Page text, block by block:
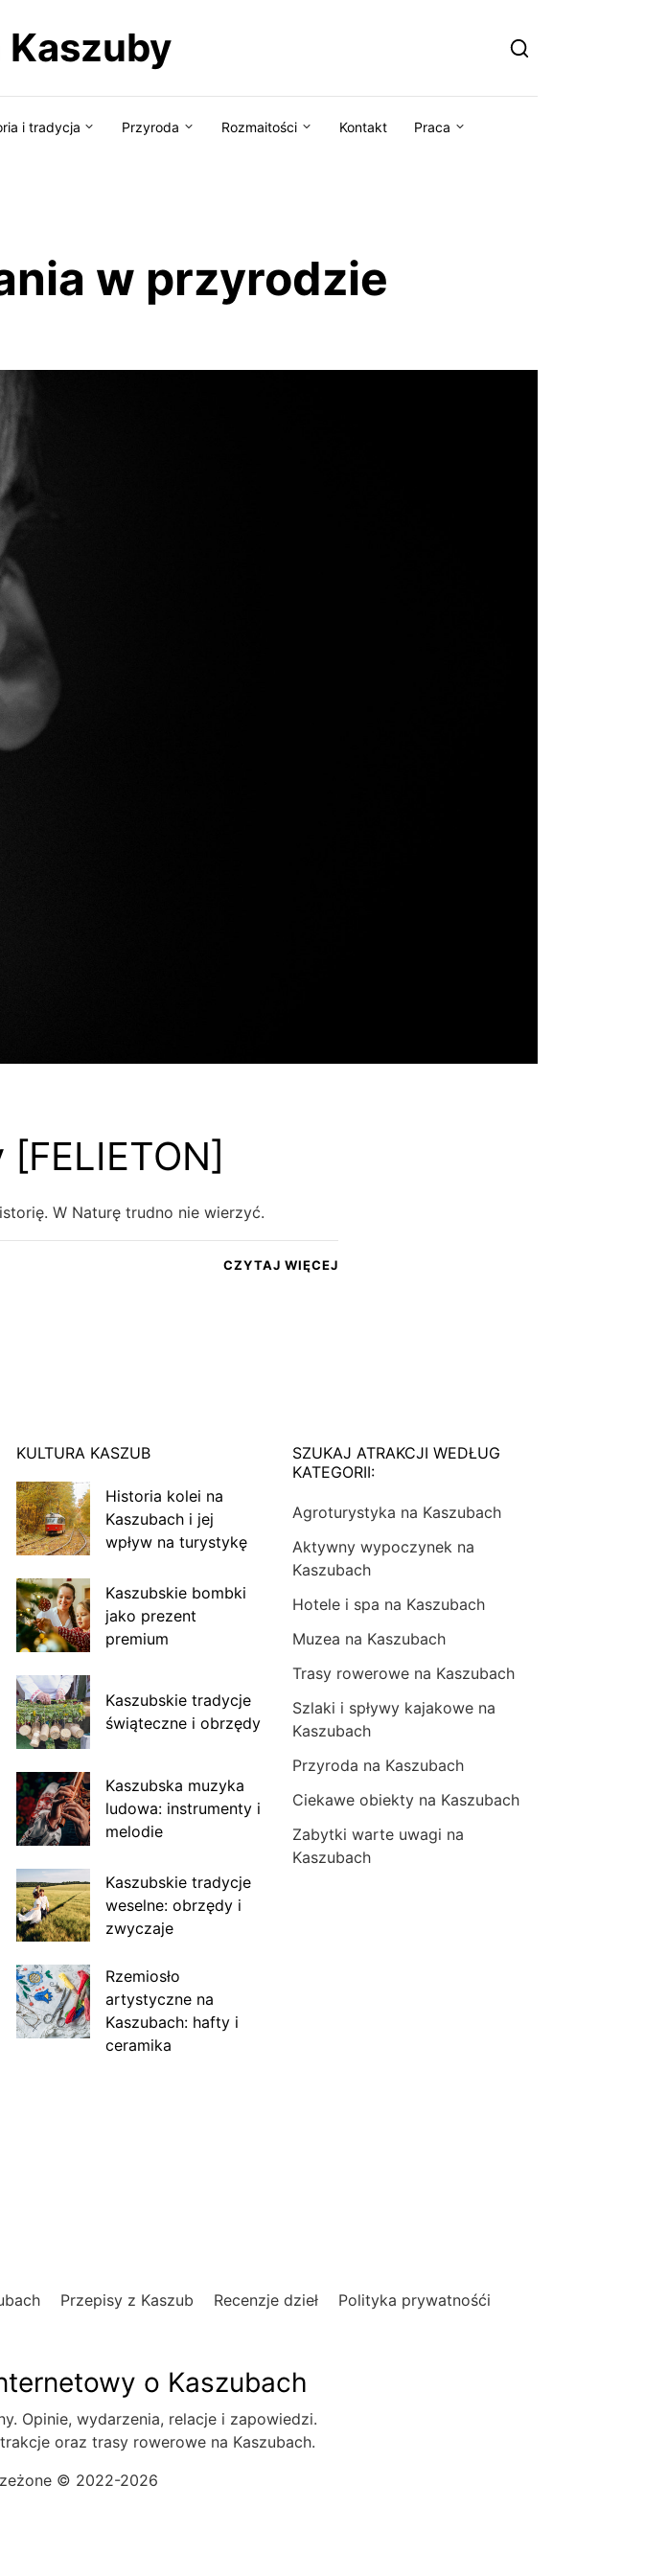
i tradycja Przyroda Rozmaitości Kontakt Praca
w przyrodzie
W Naturę trudno nie wierzyć.
CZYTAJ WIĘCEJ
KULTURA KASZUB
Historia kolei na
Kaszubach i jej
wpływ na turystykę
Kaszubskie bombki
jako prezent
premium
Kaszubskie tradycje
świąteczne i obrzędy
Kaszubska muzyka
ludowa: instrumenty i
melodie
Kaszubskie tradycje
weselne: obrzędy i
zwyczaje
Rzemiosło
artystyczne na
Kaszubach: hafty i
ceramika
SZUKAJ ATRAKCJI WEDŁUG
KATEGORII:
Agroturystyka na Kaszubach
Aktywny wypoczynek na
Kaszubach
Hotele i spa na Kaszubach
Muzea na Kaszubach
Trasy rowerowe na Kaszubach
Szlaki i spływy kajakowe na
Kaszubach
Przyroda na Kaszubach
Ciekawe obiekty na Kaszubach
Zabytki warte uwagi na
Kaszubach
Przepisy z Kaszub Recenzje dzieł Polityka prywatnośći
o Kaszubach
Opinie, wydarzenia, relacje i zapowiedzi.
oraz trasy rowerowe na Kaszubach.
© 2022-2026